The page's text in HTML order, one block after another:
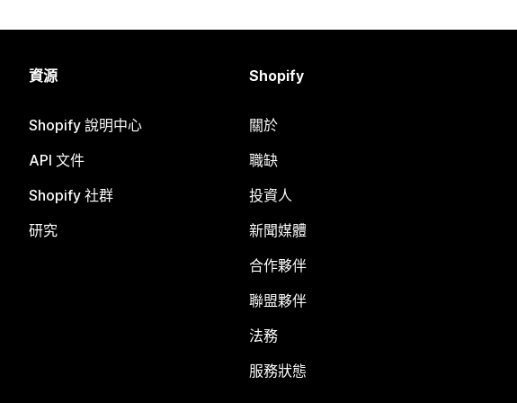
資源
Shopify 說明中心
API 文件
Shopify 社群
研究
Shopify
關於
職缺
投資人
新聞媒體
合作夥伴
聯盟夥伴
法務
服務狀態